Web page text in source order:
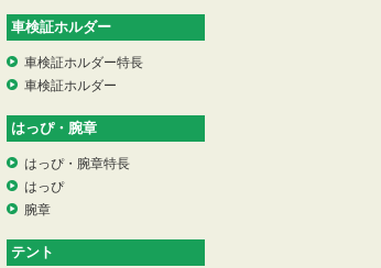
車検証ホルダー
車検証ホルダー特長
車検証ホルダー
はっぴ・腕章
はっぴ・腕章特長
はっぴ
腕章
テント